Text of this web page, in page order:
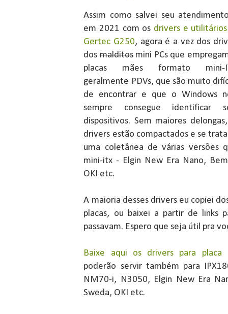
Assim como salvei seu
em 2021 com os drivers e
Gertec G250, agora é a vez dos
dos malditosmini PCs que
placas mães formato mini-
geralmente PDVs, que são muito
de encontrar e que o Windows
sempre consegue identificar
dispositivos. Sem maiores
drivers estão compactados e se
uma coletânea de várias versões
mini-itx - Elgin New Era Nano,
OKI etc.
A maioria desses drivers eu copiei
placas, ou baixei a partir de links
passavam. Espero que seja útil pra
Baixe aqui os drivers para placa
poderão servir também para
NM70-i, N3050, Elgin New Era
Sweda, OKI etc.